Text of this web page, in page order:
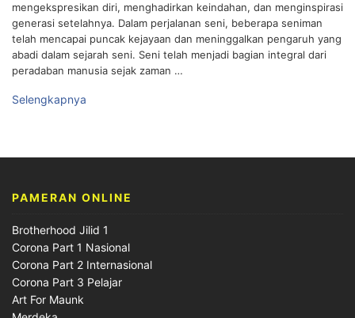
mengekspresikan diri, menghadirkan keindahan, dan menginspirasi
generasi setelahnya. Dalam perjalanan seni, beberapa seniman
telah mencapai puncak kejayaan dan meninggalkan pengaruh yang
abadi dalam sejarah seni. Seni telah menjadi bagian integral dari
peradaban manusia sejak zaman …
Selengkapnya
PAMERAN ONLINE
Brotherhood Jilid 1
Corona Part 1 Nasional
Corona Part 2 Internasional
Corona Part 3 Pelajar
Art For Maunk